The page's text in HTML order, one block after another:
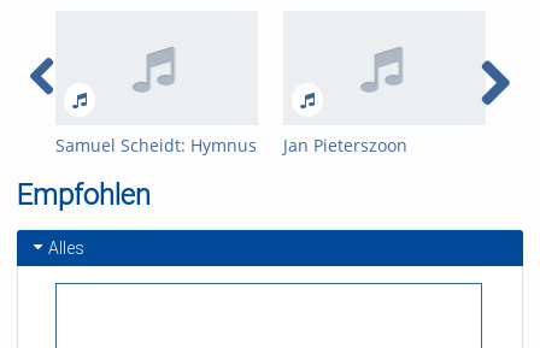
Samuel Scheidt: Hymnus
gentium" (5 Verse, aus:
Tabulatura Nova III,
1624)
Jan Pieterszoon
Empfohlen
Alles